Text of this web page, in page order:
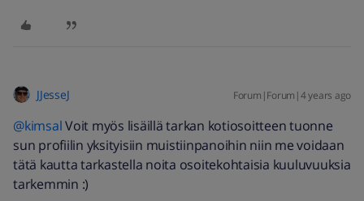
JJesseJ Forum|Forum|4 years ago
@kimsalVoit myös lisäillä tarkan kotiosoitteen tuonne
sun profiilin yksityisiin muistiinpanoihin niin me voidaan
tätä kautta tarkastella noita osoitekohtaisia kuuluvuuksia
tarkemmin :)